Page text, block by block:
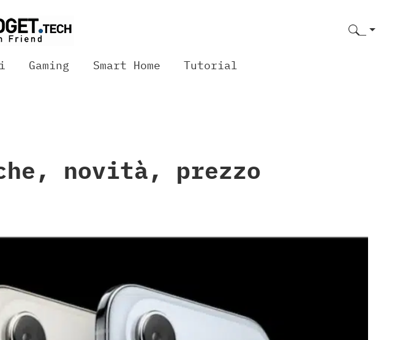
Gaming Smart Home Tutorial
novità, prezzo